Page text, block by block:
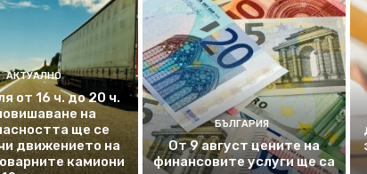
АКТУАЛНО
от 16 ч. до 20 ч.
на
ще се
движението на
камиони
БЪЛГАРИЯ
От 9 август цените на
финансовите услуги ще са